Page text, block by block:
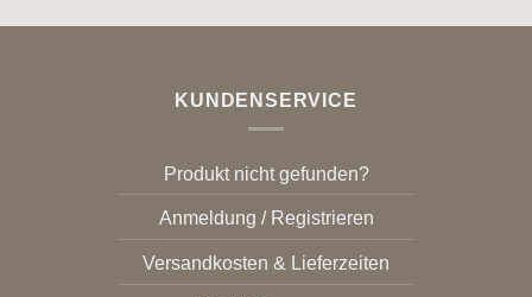
KUNDENSERVICE
Produkt nicht gefunden?
Anmeldung / Registrieren
Versandkosten & Lieferzeiten